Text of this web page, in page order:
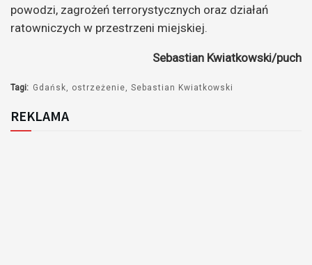
powodzi, zagrożeń terrorystycznych oraz działań
ratowniczych w przestrzeni miejskiej.
Sebastian Kwiatkowski/puch
Tagi: Gdańsk ostrzeżenie Sebastian Kwiatkowski
REKLAMA